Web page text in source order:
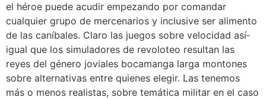
el héroe puede acudir empezando por comandar
cualquier grupo de mercenarios y inclusive ser alimento
de las caníbales. Claro las juegos sobre velocidad así­
igual que los simuladores de revoloteo resultan las
reyes del género joviales bocamanga larga montones
sobre alternativas entre quienes elegir. Las tenemos
más o menos realistas, sobre temática militar en el caso